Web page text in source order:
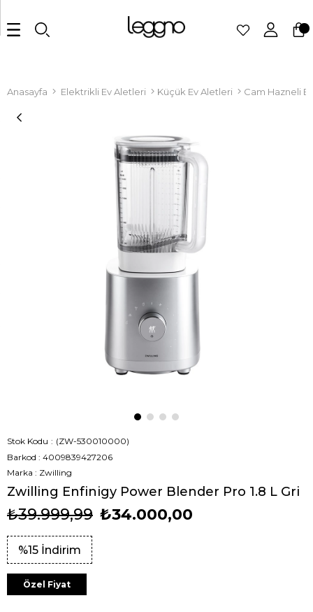
Anasayfa Elektrikli Ev Aletleri Küçük Ev Aletleri Cam Hazneli
Stok Kodu
(ZW-530010000)
Barkod : 4009839427206
Marka : Zwilling
Zwilling Enfinigy Power Blender Pro 1.8 L Gri
%15 İndirim
₺39.999,99 ₺34.000,00
Özel Fiyat